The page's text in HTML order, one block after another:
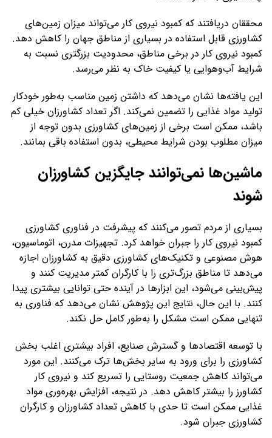
محققان دریافتند که کمبود نیروی کار می‌تواند میزان زمین‌های
کشاورزی قابل استفاده در بسیاری از مناطق جهان را کاهش دهد.
کمبود نیروی کار در برخی مناطق، محدودیت بزرگتری نسبت به
شرایط آب‌وهوایی یا کیفیت خاک به نظر می‌رسد.
این یافته‌ها نشان می‌دهد که داشتن زمین مناسب به‌طور خودکار
تولید مواد غذایی را تضمین نمی‌کند. اگر تعداد کشاورزان خیلی کم
باشد، ممکن است برخی از زمین‌های کشاورزی بدون توجه از
میزان مطلوب بودن شرایط محیطی، بدون استفاده باقی بمانند.
ماشین‌ها نمی‌توانند جایگزین کشاورزان
شوند
بسیاری از مردم تصور می‌کنند که پیشرفت در فناوری کشاورزی
کمبود نیروی کار را جبران خواهد کرد. تجهیزات مدرن، اتوماسیون،
هوش مصنوعی و تکنیک‌های کشاورزی دقیق به کشاورزان اجازه
می‌دهد تا مناطق بزرگ‌تری را با کارگران کمتر مدیریت کنند و
پیش‌بینی می‌شود، این ابزارها در آینده حتی توانایی بیشتری پیدا
کنند. با این حال، نتایج این پژوهش نشان می‌دهد که فناوری به
تنهایی ممکن است مشکل را به‌طور کامل حل نکند.
با توسعه اقتصادها و گسترش صنایع، افراد بیشتری اغلب بخش
کشاورزی را برای ورود به سایر بخش‌ها ترک می‌کنند. این مورد
می‌تواند کاهش جمعیت روستایی را تسریع کند و نیروی کار
کشاورز را بیشتر کاهش دهد. در نتیجه، افزایش بهره‌وری مواد
غذایی ممکن است تا حدی با کاهش تعداد کشاورزان و کارگران
کشاورزی جبران شود.